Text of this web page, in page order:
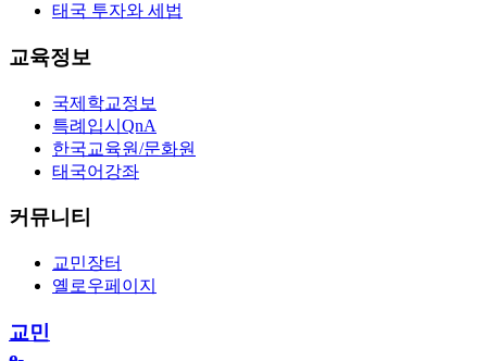
태국 투자와 세법
교육정보
국제학교정보
특례입시QnA
한국교육원/문화원
태국어강좌
커뮤니티
교민장터
옐로우페이지
교민